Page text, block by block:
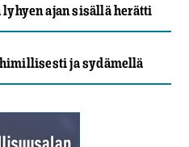
ajan sisällä herätti
ja sydämellä